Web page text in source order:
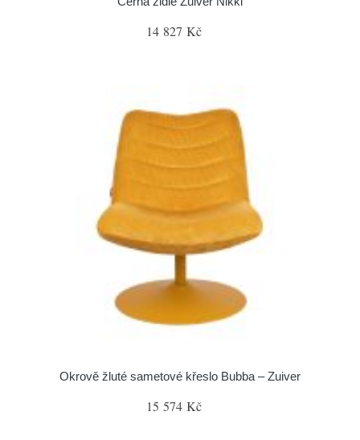
14 827 Kč
Okrově žluté sametové křeslo Bubba – Zuiver
15 574 Kč